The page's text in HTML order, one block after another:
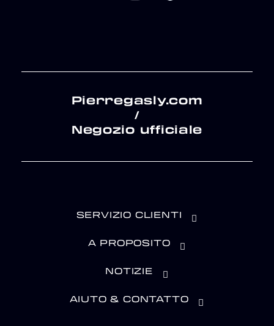
Pierregasly.com
/
Negozio ufficiale
SERVIZIO CLIENTI
A PROPOSITO
NOTIZIE
AIUTO & CONTATTO